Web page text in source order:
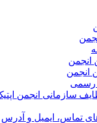
سازمانی انجمن اپتیک
تماس، ایمیل و آدرس